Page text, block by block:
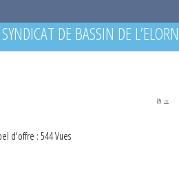
DE BASSIN DE L’ELORN
PDF
d'offre : 544 Vues